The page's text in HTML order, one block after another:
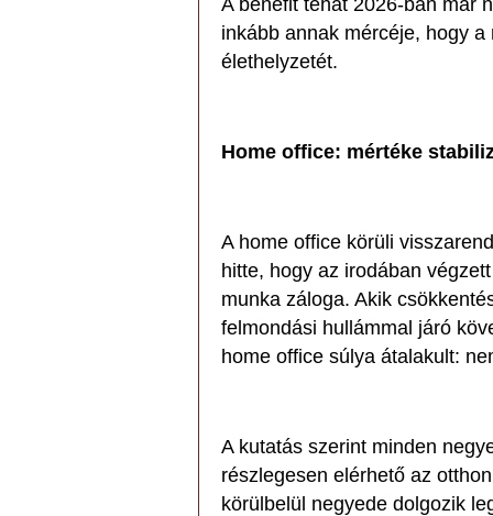
A benefit tehát 2026-ban már
inkább annak mércéje, hogy
élethelyzetét.
Home office: mértéke
A home office körüli
hitte, hogy az irodában
munka záloga. Akik
felmondási hullámmal járó
home office súlya átalakult:
A kutatás szerint minden
részlegesen elérhető az
körülbelül negyede dolgozik